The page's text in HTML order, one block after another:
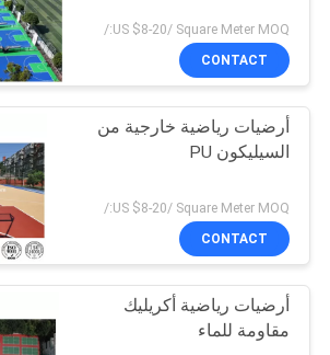
US $8-20/ Square Meter MOQ:/
CONTACT
أرضيات رياضية خارجية من
السيليكون PU
US $8-20/ Square Meter MOQ:/
CONTACT
أرضيات رياضية أكريليك
مقاومة للماء